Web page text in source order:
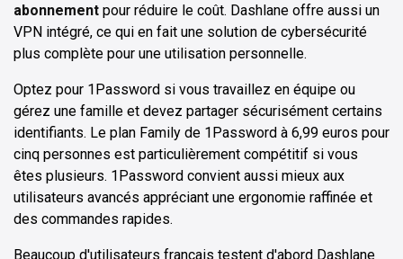
abonnement pour réduire le coût. Dashlane offre aussi un
VPN intégré, ce qui en fait une solution de cybersécurité
plus complète pour une utilisation personnelle.
Optez pour 1Password si vous travaillez en équipe ou
gérez une famille et devez partager sécurisément certains
identifiants. Le plan Family de 1Password à 6,99 euros pour
cinq personnes est particulièrement compétitif si vous
êtes plusieurs. 1Password convient aussi mieux aux
utilisateurs avancés appréciant une ergonomie raffinée et
des commandes rapides.
Beaucoup d'utilisateurs français testent d'abord Dashlane